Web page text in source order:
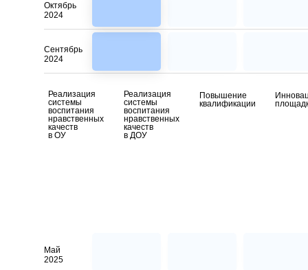
Сентябрь
2024
Октябрь
2024
Повышение
квалификации
Реализация
системы
воспитания
нравственных
качеств
в ДОУ
Реализация
системы
воспитания
нравственных
качеств
в ОУ
Май
2025